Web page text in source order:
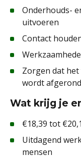
Onderhouds-
uitvoeren
Contact
Zorgen dat
wordt afgerond
Wat krijg je
€18,39 tot
Uitdagend
mensen